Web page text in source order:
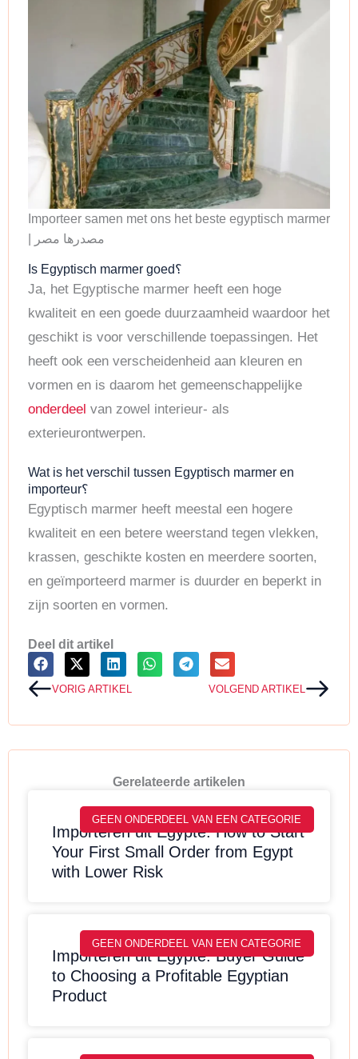
Importeer samen met ons het beste egyptisch marmer
| مصدرها مصر
Is Egyptisch marmer goed؟
Ja, het Egyptische marmer heeft een hoge
kwaliteit en een goede duurzaamheid waardoor het
geschikt is voor verschillende toepassingen. Het
heeft ook een verscheidenheid aan kleuren en
vormen en is daarom het gemeenschappelijke
onderdeel van zowel interieur- als
exterieurontwerpen.
Wat is het verschil tussen Egyptisch marmer en
importeur؟
Egyptisch marmer heeft meestal een hogere
kwaliteit en een betere weerstand tegen vlekken,
krassen, geschikte kosten en meerdere soorten,
en geïmporteerd marmer is duurder en beperkt in
zijn soorten en vormen.
Deel dit artikel
Vorige
VORIG ARTIKEL VOLGEND ARTIKEL
Gerelateerde artikelen
GEEN ONDERDEEL VAN EEN CATEGORIE
Importeren uit Egypte: How to Start
Your First Small Order from Egypt
with Lower Risk
GEEN ONDERDEEL VAN EEN CATEGORIE
Importeren uit Egypte: Buyer Guide
to Choosing a Profitable Egyptian
Product